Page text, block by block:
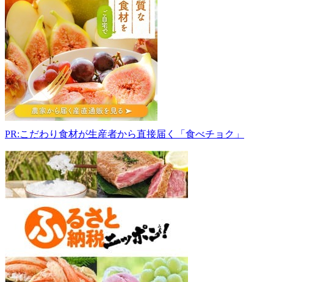
人
い
っ
ぴ
&
直
売
所
321-
0532
栃
県
那
須
烏
1060-
4
PR:こだわり食材が生産者から直接届く「食べチョク」